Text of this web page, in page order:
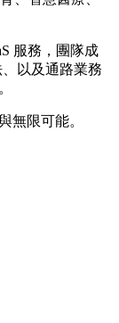
服務，團隊成
以及通路業務
無限可能。